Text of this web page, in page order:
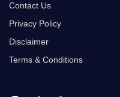
Contact Us
Privacy Policy
Disclaimer
Terms & Conditions